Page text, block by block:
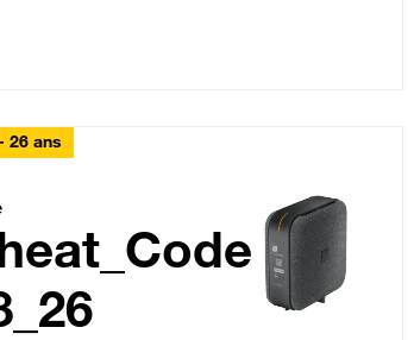
26 ans
Fibre_18_26